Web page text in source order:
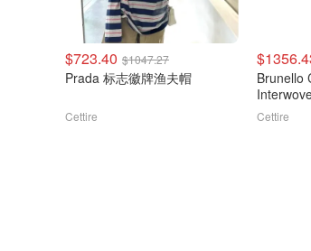
$723.40 $1047.27
Prada 标志徽牌渔夫帽
Cettire
Brunello
Cettire